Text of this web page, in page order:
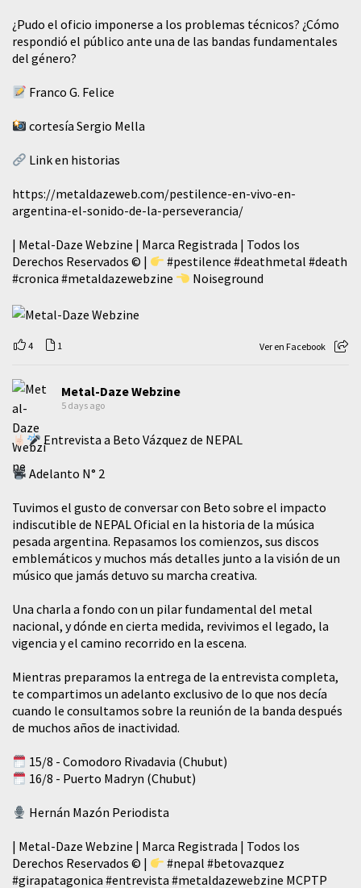
¿Pudo el oficio imponerse a los problemas técnicos? ¿Cómo
respondió el público ante una de las bandas fundamentales
del género?
Franco G. Felice
cortesía Sergio Mella
Link en historias
https://metaldazeweb.com/pestilence-en-vivo-en-
argentina-el-sonido-de-la-perseverancia/
| Metal-Daze Webzine | Marca Registrada | Todos los
Derechos Reservados © |
#pestilence #deathmetal #death
#cronica #metaldazewebzine Noiseground
4 1 Ver en Facebook
Metal-Daze Webzine
5 days ago
Entrevista a Beto Vázquez de NEPAL
Adelanto N° 2
Tuvimos el gusto de conversar con Beto sobre el impacto
indiscutible de NEPAL Oficial en la historia de la música
pesada argentina. Repasamos los comienzos, sus discos
emblemáticos y muchos más detalles junto a la visión de un
músico que jamás detuvo su marcha creativa.
​Una charla a fondo con un pilar fundamental del metal
nacional, y dónde en cierta medida, revivimos el legado, la
vigencia y el camino recorrido en la escena.
Mientras preparamos la entrega de la entrevista completa,
te compartimos un adelanto exclusivo de lo que nos decía
cuando le consultamos sobre la reunión de la banda después
de muchos años de inactividad.
15/8 - Comodoro Rivadavia (Chubut)
16/8 - Puerto Madryn (Chubut)
Hernán Mazón Periodista
| Metal-Daze Webzine | Marca Registrada | Todos los
Derechos Reservados © |
#nepal #betovazquez
#girapatagonica #entrevista #metaldazewebzine MCPTP